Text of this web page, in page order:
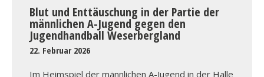
Blut und Enttäuschung in der Partie der
männlichen A-Jugend gegen den
Jugendhandball Weserbergland
22. Februar 2026
Im Heimspiel der männlichen A-Jugend in der Halle